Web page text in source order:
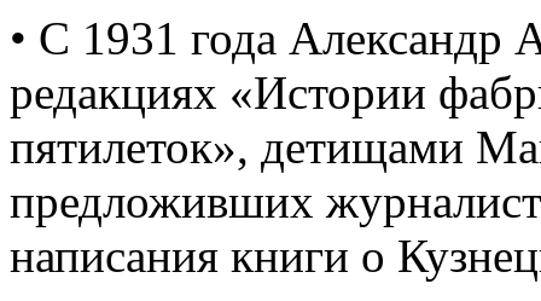
• С 1931 года Александр
редакциях «Истории
пятилеток», детищами
предложивших
написания книги о